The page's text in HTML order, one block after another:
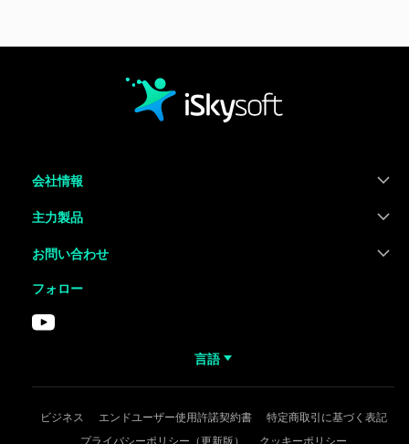
会社情報
主力製品
お問い合わせ
フォロー
言語
ビジネス エンドユーザー使用許諾契約書
特定商取引に基づく表記
プライバシーポリシー（更新版）
クッキーポリシー